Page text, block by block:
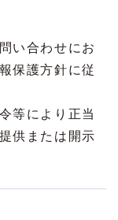
い合わせにお
保護方針に従
等により正当
供または開示